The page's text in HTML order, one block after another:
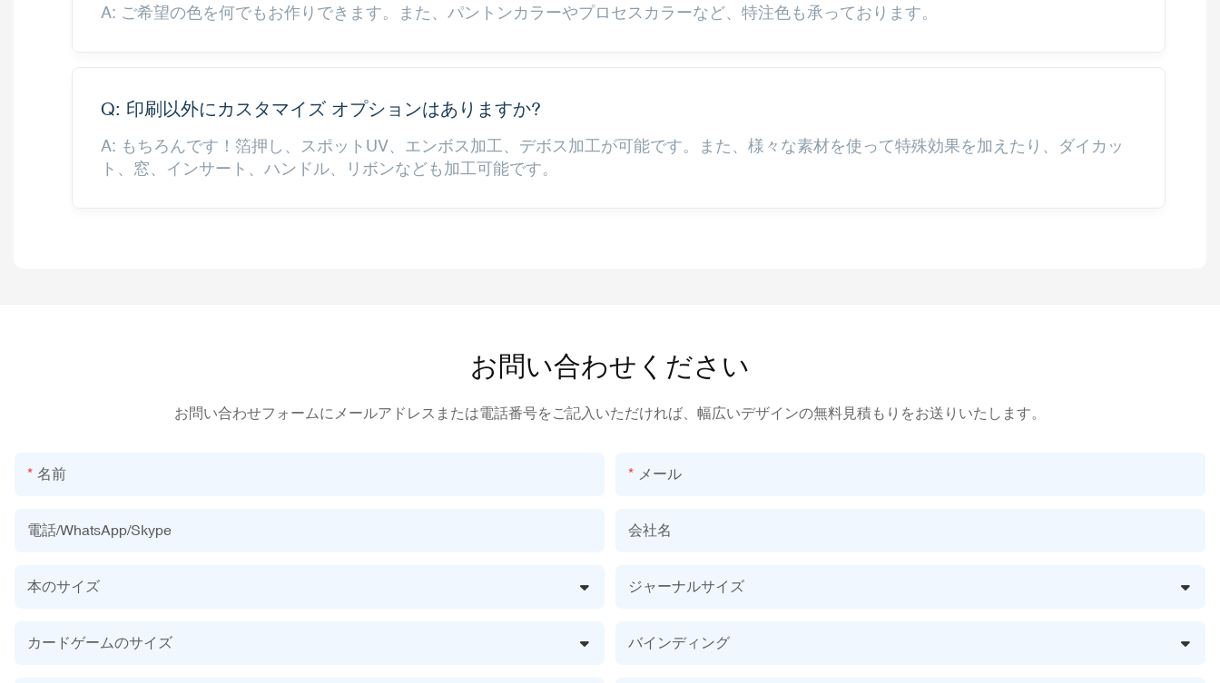
A: ご希望の色を何でもお作りできます。また、パントンカラーやプロセスカラーなど、特注色も承っております。
Q: 印刷以外にカスタマイズ オプションはありますか?
A: もちろんです！箔押し、スポットUV、エンボス加工、デボス加工が可能です。また、様々な素材を使って特殊効果を加えたり、ダイカッ
ト、窓、インサート、ハンドル、リボンなども加工可能です。
お問い合わせください
お問い合わせフォームにメールアドレスまたは電話番号をご記入いただければ、幅広いデザインの無料見積もりをお送りいたします。
名前 メール
電話/WhatsApp/Skype 会社名
本のサイズ ジャーナルサイズ
カードゲームのサイズ バインディング